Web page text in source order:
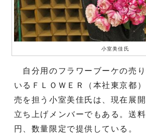
小室美佳氏
自分用のフラワーブーケの売り
いるＦＬＯＷＥＲ（本社東京都
売を担う小室美佳氏は、現在展
立ち上げメンバーでもある。送
円、数量限定で提供している。